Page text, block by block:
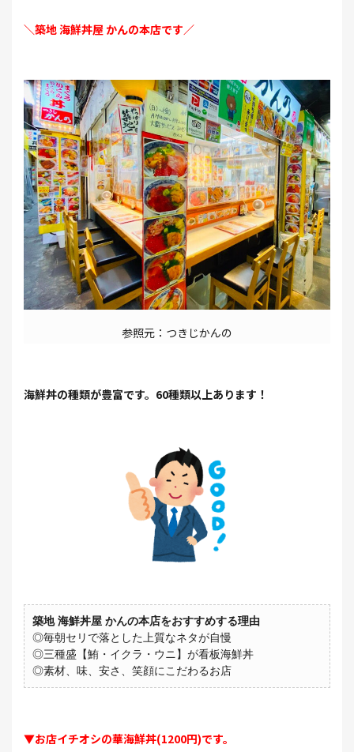
＼築地 海鮮丼屋 かんの本店です／
参照元：つきじかんの
海鮮丼の種類が豊富です。60種類以上あります！
築地 海鮮丼屋 かんの本店をおすすめする理由
◎毎朝セリで落とした上質なネタが自慢
◎三種盛【鮪・イクラ・ウニ】が看板海鮮丼
◎素材、味、安さ、笑顔にこだわるお店
▼お店イチオシの華海鮮丼(1200円)です。